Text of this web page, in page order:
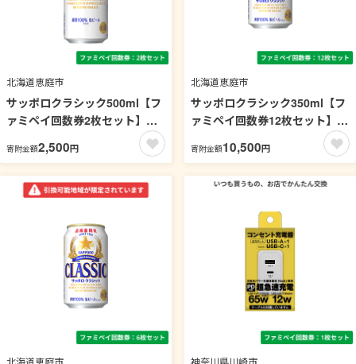
北海道恵庭市
サッポロクラシック500ml【フ
ァミペイ回数券2枚セット】
寄附金額2,500円
北海道恵庭市
サッポロクラシック350ml【フ
ァミペイ回数券12枚セット】
寄附金額10,500円
北海道恵庭市 神奈川県川崎市